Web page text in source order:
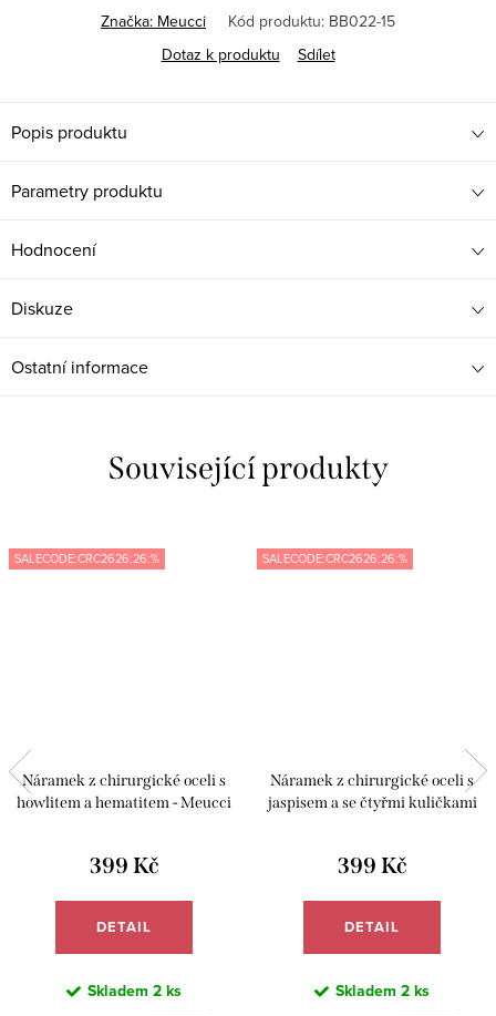
Značka: Meucci Kód produktu: BB022-15
Dotaz k produktu
Sdílet
Popis produktu
Parametry produktu
Hodnocení
Diskuze
Ostatní informace
Související produkty
SALECODE:CRC2626:26:%
Náramek z chirurgické oceli s
howlitem a hematitem - Meucci
399 Kč
DETAIL
Skladem 2 ks
SALECODE:CRC2626:26:%
Náramek z chirurgické oceli s
jaspisem a se čtyřmi kuličkami
399 Kč
DETAIL
Skladem 2 ks